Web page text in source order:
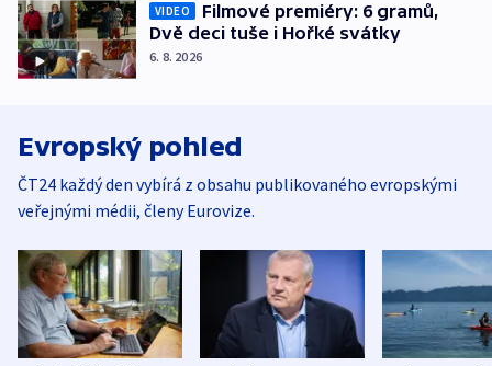
VIDEO
Filmové premiéry: 6 gramů,
Dvě deci tuše i Hořké svátky
6. 8. 2026
Evropský pohled
ČT24 každý den vybírá z obsahu publikovaného evropskými
veřejnými médii, členy Eurovize.